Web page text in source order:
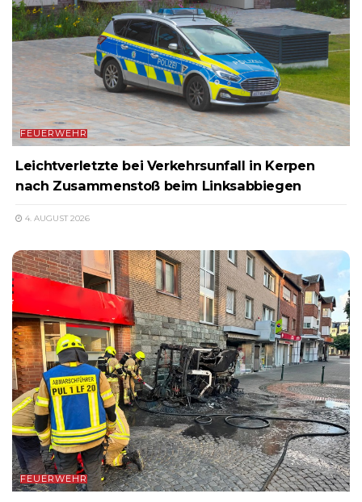
FEUERWEHR
Leichtverletzte bei Verkehrsunfall in Kerpen
nach Zusammenstoß beim Linksabbiegen
4. AUGUST 2026
FEUERWEHR